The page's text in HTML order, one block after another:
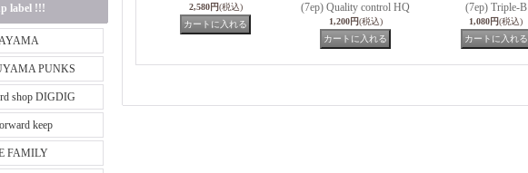
label !!!
PUNKS
shop DIGDIG
keep
FAMILY
2,580円(税込)
(7ep) Quality control HQ
1,200円(税込)
(7ep) Triple-B
1,080円(税込)